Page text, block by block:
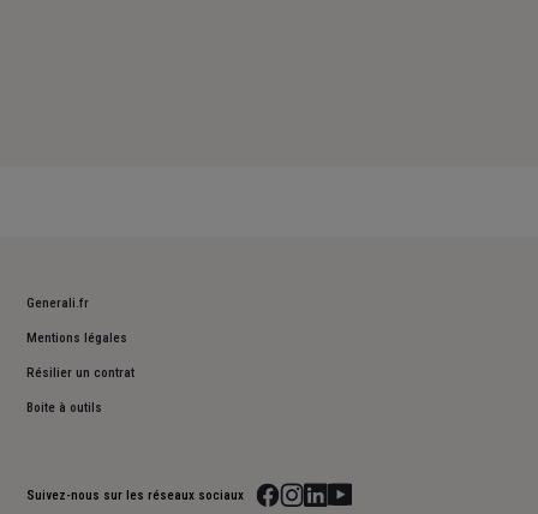
Generali.fr
Mentions légales
Résilier un contrat
Boite à outils
Suivez-nous sur les réseaux sociaux